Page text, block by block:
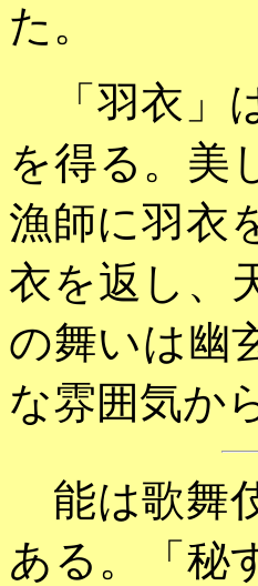
た。
「羽衣」
を得る。美
漁師に羽衣
衣を返し、
の舞いは幽
な雰囲気か
能は歌舞
ある。「秘